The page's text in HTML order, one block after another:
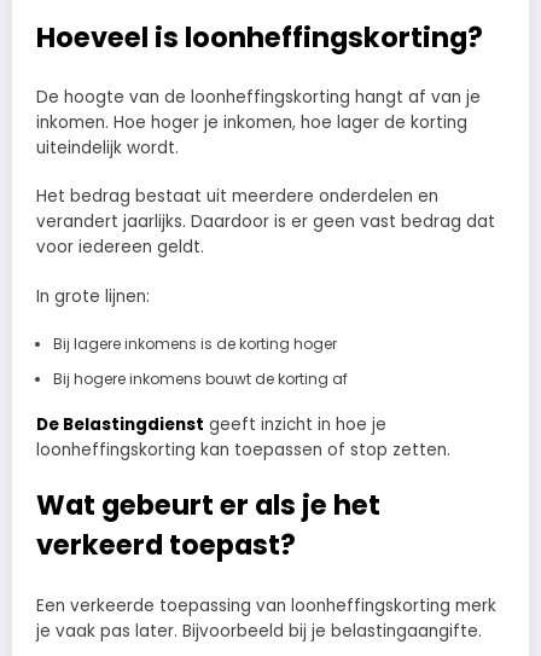
Hoeveel is loonheffingskorting?
De hoogte van de loonheffingskorting hangt af van je
inkomen. Hoe hoger je inkomen, hoe lager de korting
uiteindelijk wordt.
Het bedrag bestaat uit meerdere onderdelen en
verandert jaarlijks. Daardoor is er geen vast bedrag dat
voor iedereen geldt.
In grote lijnen:
Bij lagere inkomens is de korting hoger
Bij hogere inkomens bouwt de korting af
De Belastingdienst geeft inzicht in hoe je
loonheffingskorting kan toepassen of stop zetten.
Wat gebeurt er als je het
verkeerd toepast?
Een verkeerde toepassing van loonheffingskorting merk
je vaak pas later. Bijvoorbeeld bij je belastingaangifte.